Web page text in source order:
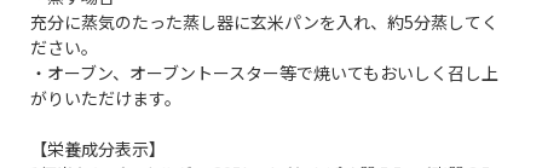
充分に蒸気のたった蒸し器に玄米パンを入れ、約5分蒸してく
ださい。
・オーブン、オーブントースター等で焼いてもおいしく召し上
がりいただけます。
【栄養成分表示】